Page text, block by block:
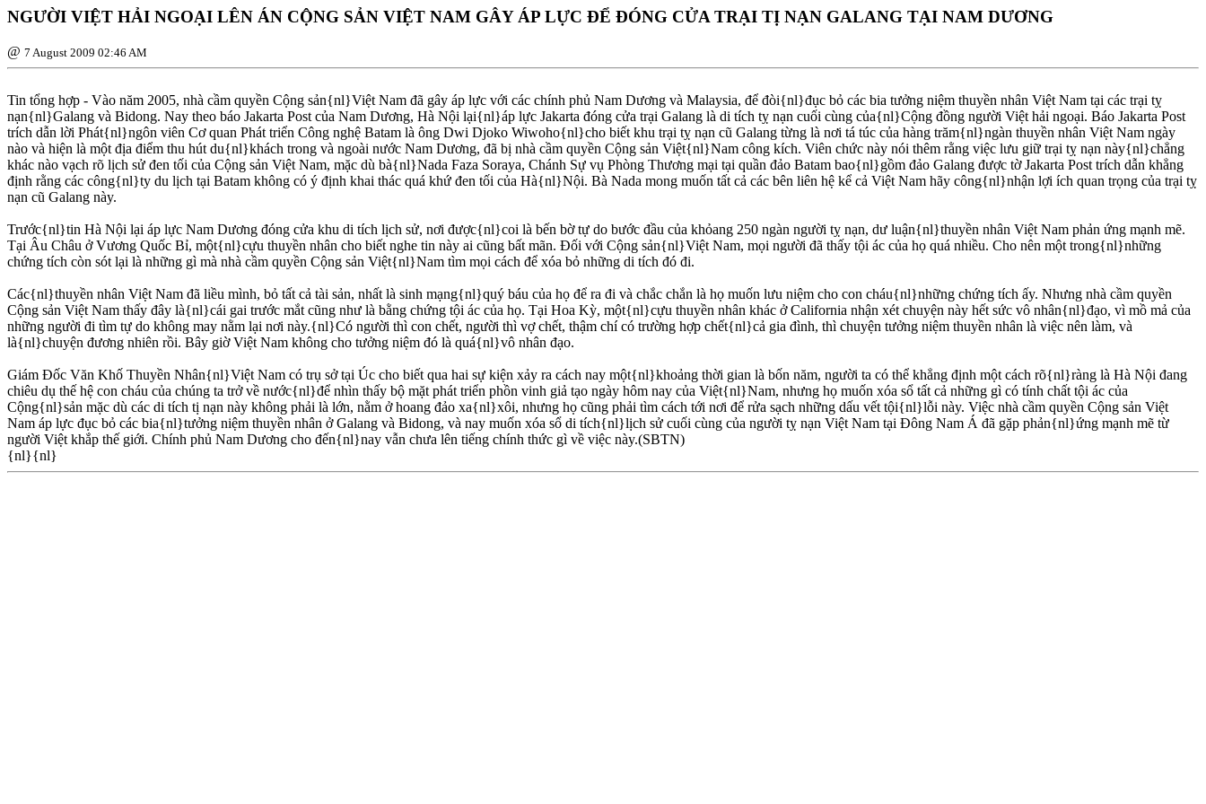
NGƯỜI VIỆT HẢI NGOẠI LÊN ÁN CỘNG SẢN VIỆT NAM GÂY ÁP LỰC ÐỂ ÐÓNG CỬA TRẠI TỊ NẠN GALANG TẠI NAM DƯƠNG
@ 7 August 2009 02:46 AM
Tin tổng hợp - Vào năm 2005, nhà cầm quyền Cộng sản{nl}Việt Nam đã gây áp lực với các chính phủ Nam Dương và Malaysia, để đòi{nl}đục bỏ các bia tưởng niệm thuyền nhân Việt Nam tại các trại tỵ
nạn{nl}Galang và Bidong. Nay theo báo Jakarta Post của Nam Dương, Hà Nội lại{nl}áp lực Jakarta đóng cửa trại Galang là di tích tỵ nạn cuối cùng của{nl}Cộng đồng người Việt hải ngoại. Báo Jakarta Post
trích dẫn lời Phát{nl}ngôn viên Cơ quan Phát triển Công nghệ Batam là ông Dwi Djoko Wiwoho{nl}cho biết khu trại tỵ nạn cũ Galang từng là nơi tá túc của hàng trăm{nl}ngàn thuyền nhân Việt Nam ngày
nào và hiện là một địa điểm thu hút du{nl}khách trong và ngoài nước Nam Dương, đã bị nhà cầm quyền Cộng sản Việt{nl}Nam công kích. Viên chức này nói thêm rằng việc lưu giữ trại tỵ nạn này{nl}chẳng
khác nào vạch rõ lịch sử đen tối của Cộng sản Việt Nam, mặc dù bà{nl}Nada Faza Soraya, Chánh Sự vụ Phòng Thương mại tại quần đảo Batam bao{nl}gồm đảo Galang được tờ Jakarta Post trích dẫn khẳng
định rằng các công{nl}ty du lịch tại Batam không có ý định khai thác quá khứ đen tối của Hà{nl}Nội. Bà Nada mong muốn tất cả các bên liên hệ kể cả Việt Nam hãy công{nl}nhận lợi ích quan trọng của trại tỵ
nạn cũ Galang này.
Trước{nl}tin Hà Nội lại áp lực Nam Dương đóng cửa khu di tích lịch sử, nơi được{nl}coi là bến bờ tự do bước đầu của khỏang 250 ngàn người tỵ nạn, dư luận{nl}thuyền nhân Việt Nam phản ứng mạnh mẽ.
Tại Âu Châu ở Vương Quốc Bỉ, một{nl}cựu thuyền nhân cho biết nghe tin này ai cũng bất mãn. Ðối với Cộng sản{nl}Việt Nam, mọi người đã thấy tội ác của họ quá nhiều. Cho nên một trong{nl}những
chứng tích còn sót lại là những gì mà nhà cầm quyền Cộng sản Việt{nl}Nam tìm mọi cách để xóa bỏ những di tích đó đi.
Các{nl}thuyền nhân Việt Nam đã liều mình, bỏ tất cả tài sản, nhất là sinh mạng{nl}quý báu của họ để ra đi và chắc chắn là họ muốn lưu niệm cho con cháu{nl}những chứng tích ấy. Nhưng nhà cầm quyền
Cộng sản Việt Nam thấy đây là{nl}cái gai trước mắt cũng như là bằng chứng tội ác của họ. Tại Hoa Kỳ, một{nl}cựu thuyền nhân khác ở California nhận xét chuyện này hết sức vô nhân{nl}đạo, vì mồ mả của
những người đi tìm tự do không may nằm lại nơi này.{nl}Có người thì con chết, người thì vợ chết, thậm chí có trường hợp chết{nl}cả gia đình, thì chuyện tưởng niệm thuyền nhân là việc nên làm, và
là{nl}chuyện đương nhiên rồi. Bây giờ Việt Nam không cho tưởng niệm đó là quá{nl}vô nhân đạo.
Giám Ðốc Văn Khố Thuyền Nhân{nl}Việt Nam có trụ sở tại Úc cho biết qua hai sự kiện xảy ra cách nay một{nl}khoảng thời gian là bốn năm, người ta có thể khẳng định một cách rõ{nl}ràng là Hà Nội đang
chiêu dụ thế hệ con cháu của chúng ta trở về nước{nl}để nhìn thấy bộ mặt phát triển phồn vinh giả tạo ngày hôm nay của Việt{nl}Nam, nhưng họ muốn xóa sổ tất cả những gì có tính chất tội ác của
Cộng{nl}sản mặc dù các di tích tị nạn này không phải là lớn, nằm ở hoang đảo xa{nl}xôi, nhưng họ cũng phải tìm cách tới nơi để rửa sạch những dấu vết tội{nl}lỗi này. Việc nhà cầm quyền Cộng sản Việt
Nam áp lực đục bỏ các bia{nl}tưởng niệm thuyền nhân ở Galang và Bidong, và nay muốn xóa sổ di tích{nl}lịch sử cuối cùng của người tỵ nạn Việt Nam tại Ðông Nam Á đã gặp phản{nl}ứng mạnh mẽ từ
người Việt khắp thế giới. Chính phủ Nam Dương cho đến{nl}nay vẫn chưa lên tiếng chính thức gì về việc này.(SBTN)
{nl}{nl}